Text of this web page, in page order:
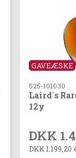
GAVEÆSKE
525-101030
Laird´s
12y
DKK
DKK